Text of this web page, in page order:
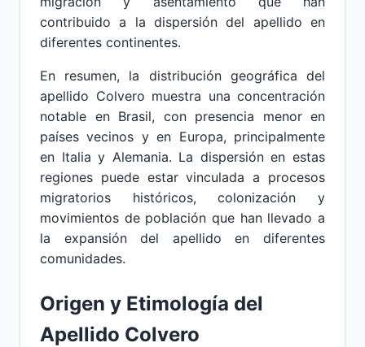
contribuido a la dispersión del apellido en
diferentes continentes.
En resumen, la distribución geográfica del
apellido Colvero muestra una concentración
notable en Brasil, con presencia menor en
países vecinos y en Europa, principalmente
en Italia y Alemania. La dispersión en estas
regiones puede estar vinculada a procesos
migratorios históricos, colonización y
movimientos de población que han llevado a
la expansión del apellido en diferentes
comunidades.
Origen y Etimología del
Apellido Colvero